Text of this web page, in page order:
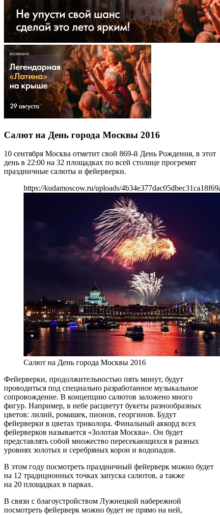
Салют на День города Москвы 2016
10 сентября Москва отметит свой 869-й День Рождения, в этот
день в 22:00 на 32 площадках по всей столице прогремят
праздничные салюты и фейерверки.
https://kudamoscow.ru/uploads/
Салют на День города Москвы 2016
Фейерверки, продолжительностью пять минут, будут
проводиться под специально разработанное музыкальное
сопровождение. В концепцию салютов заложено много
фигур. Например, в небе расцветут букеты разнообразных
цветов: лилий, ромашек, пионов, георгинов. Будут
фейерверки в цветах триколора. Финальный аккорд всех
фейерверков называется «Золотая Москва». Он будет
представлять собой множество пересекающихся в разных
уровнях золотых и серебряных корон и водопадов.
В этом году посмотреть праздничный фейерверк можно будет
на 12 традиционных точках запуска салютов, а также
на 20 площадках в парках.
В связи с благоустройством Лужнецкой набережной
посмотреть фейерверк можно будет не прямо на ней,